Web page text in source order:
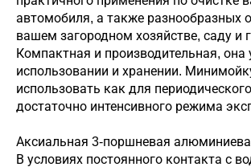
автомобиля, а также разнообразных
вашем загородном хозяйстве, саду и
Компактная и производительная, она
использовании и хранении.
использовать как для
достаточно интенсивного режима
Аксиальная 3-поршневая
В условиях постоянного контакта с